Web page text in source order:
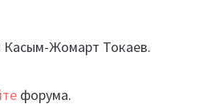
Касым-Жомарт Токаев.
форума.